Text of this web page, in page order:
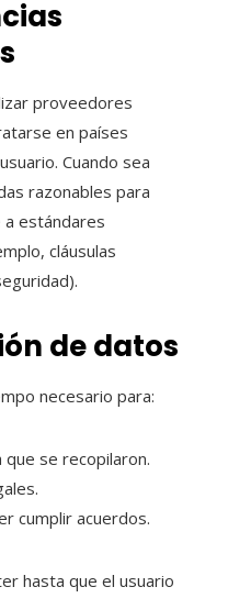
proveedores
en países
Cuando sea
razonables para
estándares
cláusulas
de datos
necesario para:
que se recopilaron.
cumplir acuerdos.
hasta que el usuario